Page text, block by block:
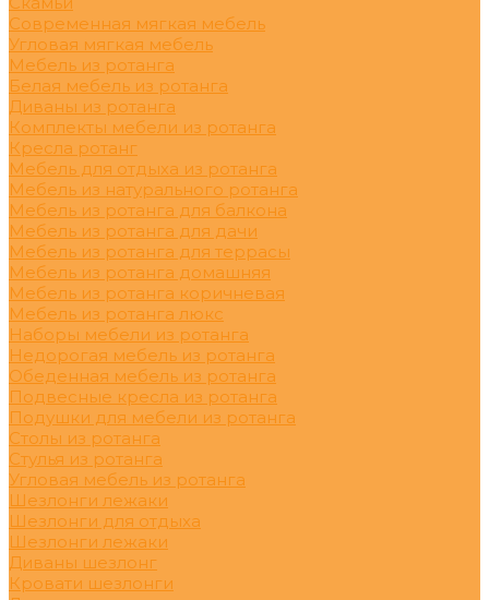
Современная мягкая мебель
Угловая мягкая мебель
Мебель из ротанга
Белая мебель из ротанга
Диваны из ротанга
Комплекты мебели из ротанга
Кресла ротанг
Мебель для отдыха из ротанга
Мебель из натурального ротанга
Мебель из ротанга для балкона
Мебель из ротанга для дачи
Мебель из ротанга для террасы
Мебель из ротанга домашняя
Мебель из ротанга коричневая
Мебель из ротанга люкс
Наборы мебели из ротанга
Недорогая мебель из ротанга
Обеденная мебель из ротанга
Подвесные кресла из ротанга
Подушки для мебели из ротанга
Столы из ротанга
Стулья из ротанга
Угловая мебель из ротанга
Шезлонги лежаки
Шезлонги для отдыха
Шезлонги лежаки
Диваны шезлонг
Кровати шезлонги